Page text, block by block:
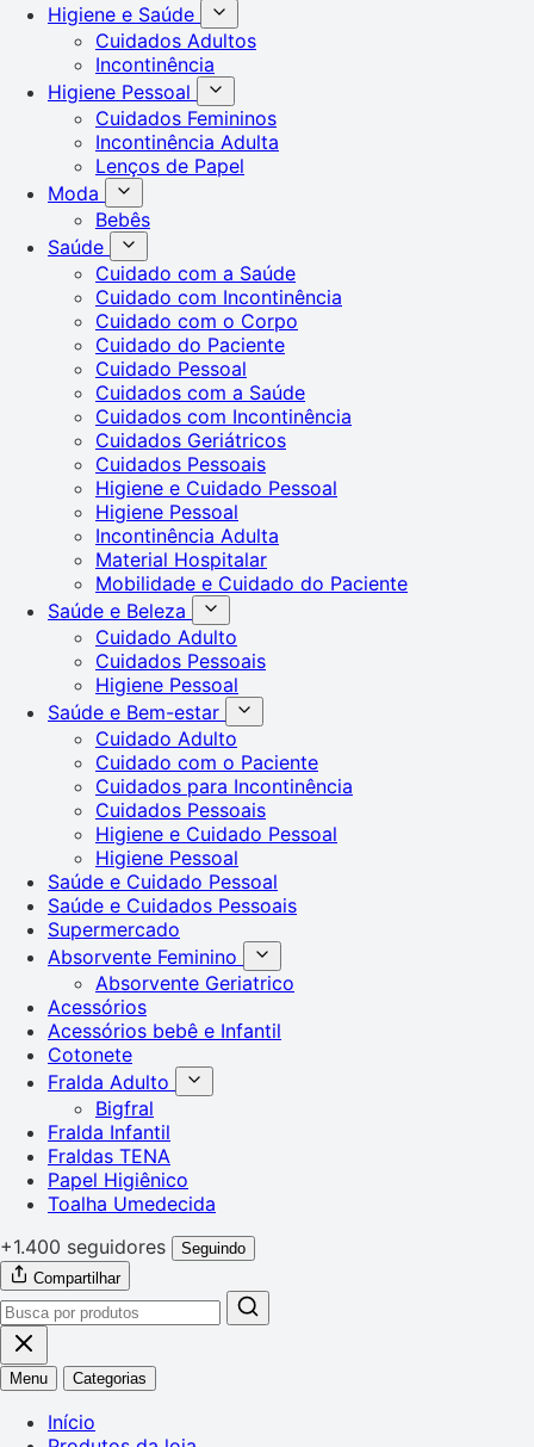
Higiene e Saúde
Cuidados Adultos
Incontinência
Higiene Pessoal
Cuidados Femininos
Incontinência Adulta
Lenços de Papel
Moda
Bebês
Saúde
Cuidado com a Saúde
Cuidado com Incontinência
Cuidado com o Corpo
Cuidado do Paciente
Cuidado Pessoal
Cuidados com a Saúde
Cuidados com Incontinência
Cuidados Geriátricos
Cuidados Pessoais
Higiene e Cuidado Pessoal
Higiene Pessoal
Incontinência Adulta
Material Hospitalar
Mobilidade e Cuidado do Paciente
Saúde e Beleza
Cuidado Adulto
Cuidados Pessoais
Higiene Pessoal
Saúde e Bem-estar
Cuidado Adulto
Cuidado com o Paciente
Cuidados para Incontinência
Cuidados Pessoais
Higiene e Cuidado Pessoal
Higiene Pessoal
Saúde e Cuidado Pessoal
Saúde e Cuidados Pessoais
Supermercado
Absorvente Feminino
Absorvente Geriatrico
Acessórios
Acessórios bebê e Infantil
Cotonete
Fralda Adulto
Bigfral
Fralda Infantil
Fraldas TENA
Papel Higiênico
Toalha Umedecida
+1.400 seguidores
Seguindo
Compartilhar
Menu Categorias
Início